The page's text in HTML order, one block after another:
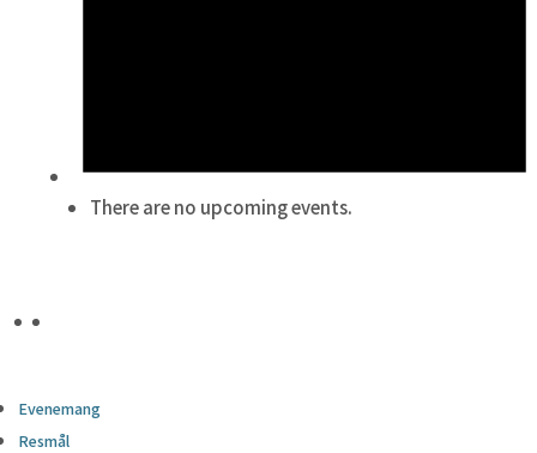
There are no upcoming events.
Evenemang
Resmål